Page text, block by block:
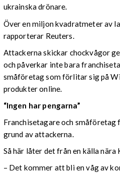
ukrainska drönare.
Över en miljon kvadratmeter av
rapporterar Reuters.
Attackerna skickar chockvågor
och påverkar inte bara
småföretag som förlitar sig på
produkter online.
“Ingen har pengarna”
Franchisetagare och
grund av attackerna.
Så här låter det från en källa nära
– Det kommer att bli en våg av